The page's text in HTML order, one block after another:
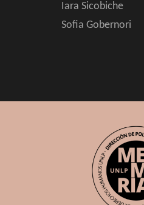
Iara Sicobiche
Sofia Gobernori